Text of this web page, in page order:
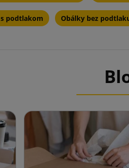
podtlakom Obálky bez